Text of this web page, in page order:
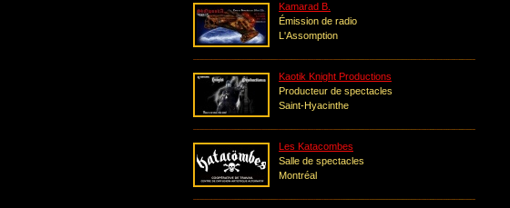
Kamarad B.
Émission de radio
L'Assomption
Kaotik Knight Productions
Producteur de spectacles
Saint-Hyacinthe
Les Katacombes
Salle de spectacles
Montréal